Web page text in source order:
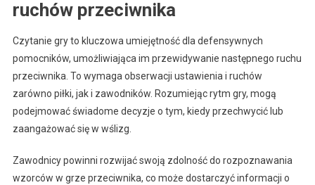
ruchów przeciwnika
Czytanie gry to kluczowa umiejętność dla defensywnych
pomocników, umożliwiająca im przewidywanie następnego ruchu
przeciwnika. To wymaga obserwacji ustawienia i ruchów
zarówno piłki, jak i zawodników. Rozumiejąc rytm gry, mogą
podejmować świadome decyzje o tym, kiedy przechwycić lub
zaangażować się w wślizg.
Zawodnicy powinni rozwijać swoją zdolność do rozpoznawania
wzorców w grze przeciwnika, co może dostarczyć informacji o